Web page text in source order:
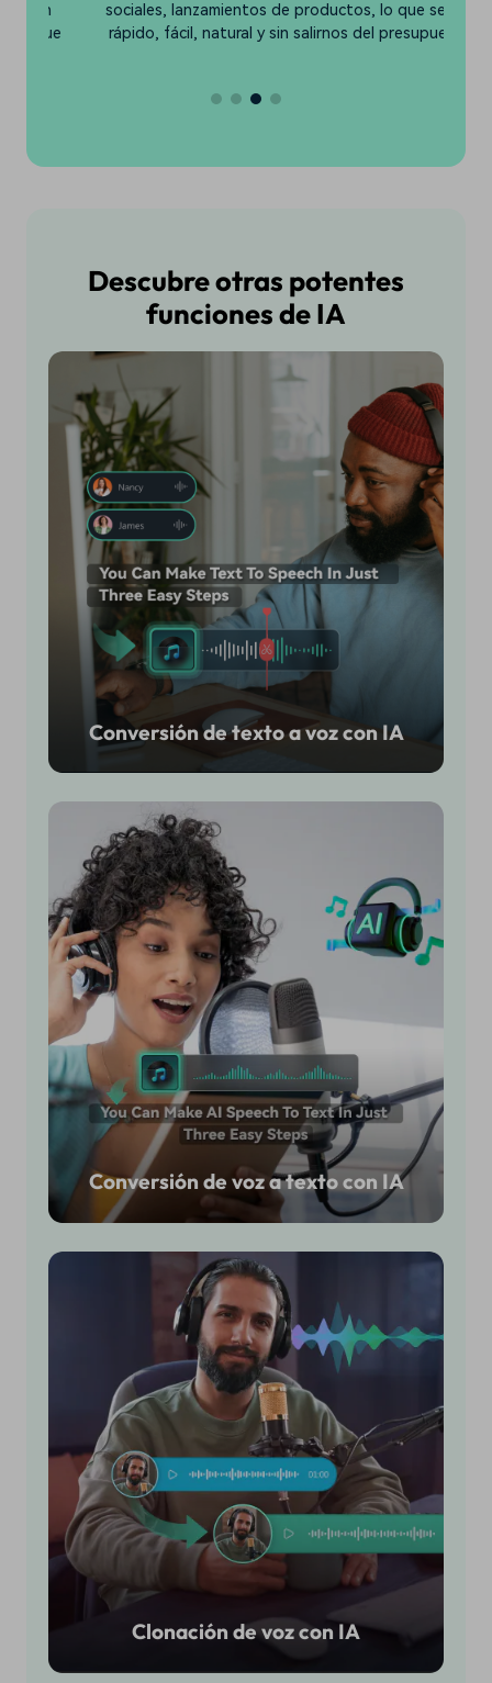
sociales, lanzamientos de productos, lo que sea. Es
rápido, fácil, natural y sin salirnos del presupuesto.
Descubre otras potentes
funciones de IA
Conversión de texto a voz con IA
Conversión de voz a texto con IA
Clonación de voz con IA